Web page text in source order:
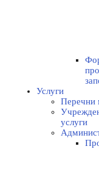
Услуги
Перечни
услуги